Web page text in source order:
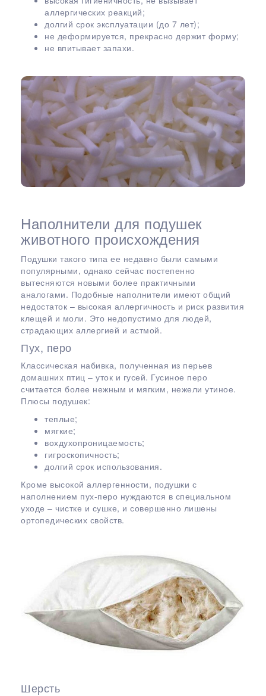
аллергических реакций;
долгий срок эксплуатации (до 7 лет);
не деформируется, прекрасно держит форму;
не впитывает запахи.
Наполнители для подушек
животного происхождения
Подушки такого типа ее недавно были самыми
популярными, однако сейчас постепенно
вытесняются новыми более практичными
аналогами. Подобные наполнители имеют общий
недостаток – высокая аллергичность и риск развития
клещей и моли. Это недопустимо для людей,
страдающих аллергией и астмой.
Пух, перо
Классическая набивка, полученная из перьев
домашних птиц – уток и гусей. Гусиное перо
считается более нежным и мягким, нежели утиное.
Плюсы подушек:
теплые;
мягкие;
вохдухопроницаемость;
гигроскопичность;
долгий срок использования.
Кроме высокой аллергенности, подушки с
наполнением пух-перо нуждаются в специальном
уходе – чистке и сушке, и совершенно лишены
ортопедических свойств.
Шерсть